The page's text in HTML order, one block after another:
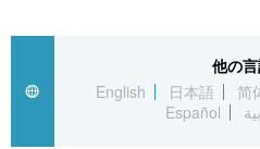
経済・ビジネス
国際
トップ
アーカイブ
In-depth
Japan Data
他の
English
日本語 简
Español